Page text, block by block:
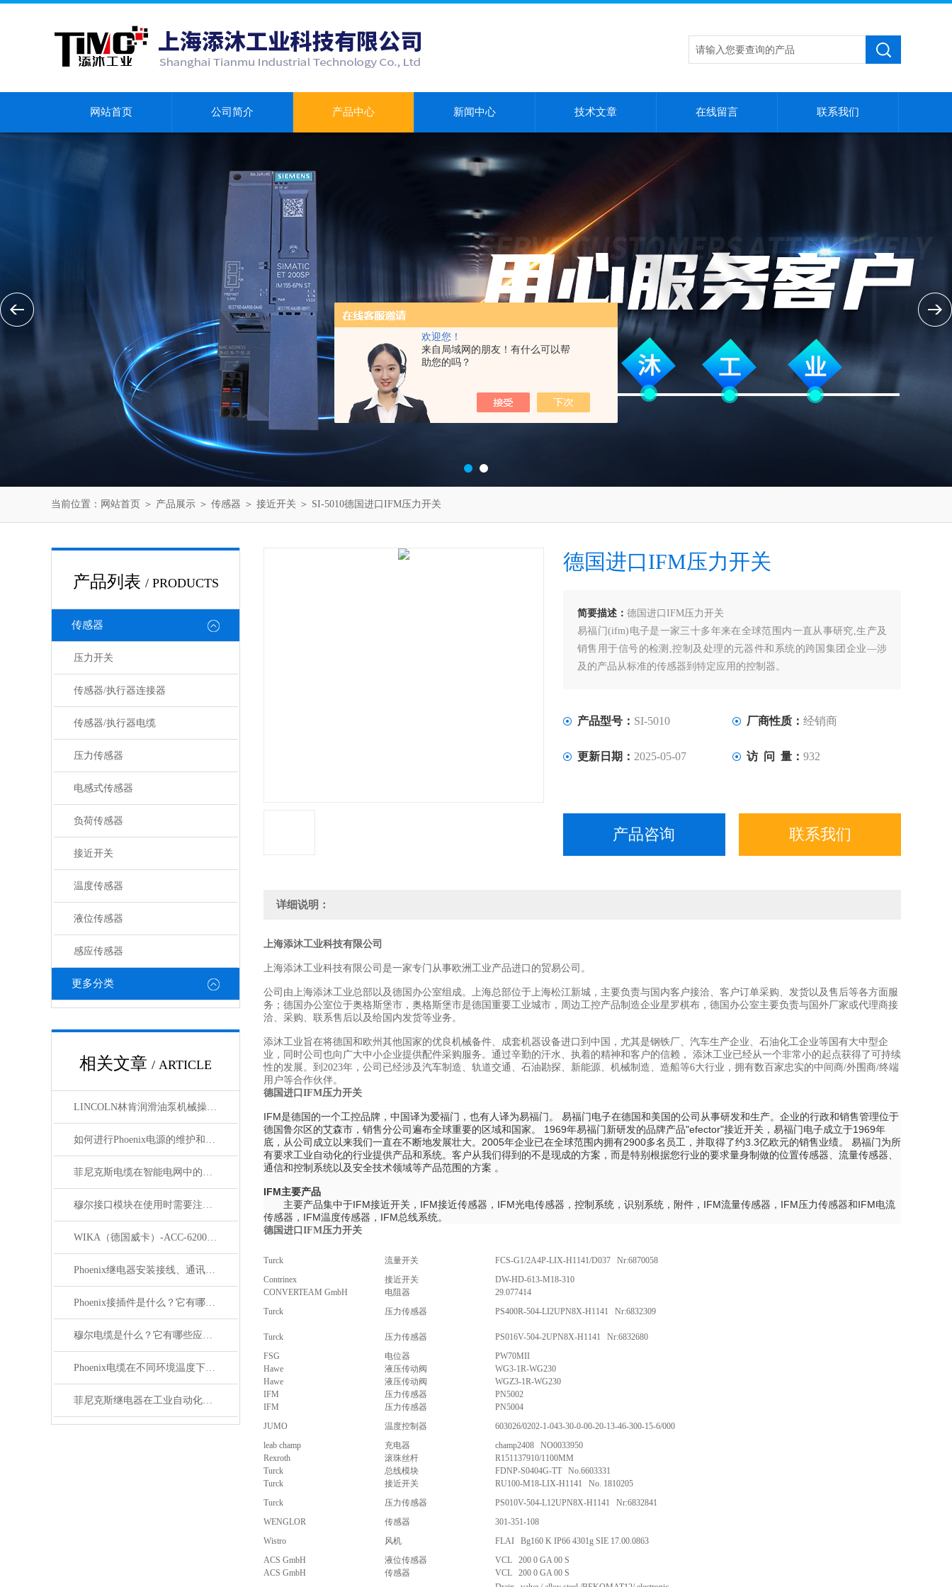
欢迎您！
来自局域网的朋友！有什么可以帮
助您的吗？
网站首页 公司简介 产品中心 新闻中心 技术文章 在线留言 联系我们
当前位置： 网站首页 ＞ 产品展示 ＞ 传感器 ＞ 接近开关 ＞ SI-5010德国进口IFM压力开关
产品列表 / PRODUCTS
传感器
压力开关
传感器/执行器连接器
传感器/执行器电缆
压力传感器
电感式传感器
负荷传感器
接近开关
温度传感器
液位传感器
感应传感器
更多分类
相关文章 / ARTICLE
LINCOLN林肯润滑油泵机械操作原理
如何进行Phoenix电源的维护和保养？
菲尼克斯电缆在智能电网中的应用
穆尔接口模块在使用时需要注意哪些问题？
WIKA（德国威卡）-ACC-6200系列压力变送器简介
Phoenix继电器安装接线、通讯集成与故障诊断指南
Phoenix接插件是什么？它有哪些应用？
穆尔电缆是什么？它有哪些应用领域？
Phoenix电缆在不同环境温度下的性能表现如何？
菲尼克斯继电器在工业自动化中的作用
德国进口IFM压力开关
简要描述： 德国进口IFM压力开关
易福门(ifm)电子是一家三十多年来在全球范围内一直从事研究,生产及
销售用于信号的检测,控制及处理的元器件和系统的跨国集团企业—涉
及的产品从标准的传感器到特定应用的控制器。
产品型号： SI-5010 厂商性质： 经销商
更新日期： 2025-05-07 访 问 量： 932
产品咨询 联系我们
详细说明：
上海添沐工业科技有限公司
上海添沐工业科技有限公司是一家专门从事欧洲工业产品进口的贸易公司。
公司由上海添沐工业总部以及德国办公室组成。上海总部位于上海松江新城，主要负责与国内客户接洽、客户订单采购、发货以及售后等各方面服
务；德国办公室位于奥格斯堡市，奥格斯堡市是德国重要工业城市，周边工控产品制造企业星罗棋布，德国办公室主要负责与国外厂家或代理商接
洽、采购、联系售后以及给国内发货等业务。
添沐工业旨在将德国和欧州其他国家的优良机械备件、成套机器设备进口到中国，尤其是钢铁厂、汽车生产企业、石油化工企业等国有大中型企
业，同时公司也向广大中小企业提供配件采购服务。通过辛勤的汗水、执着的精神和客户的信赖， 添沐工业已经从一个非常小的起点获得了可持续
性的发展。到2023年，公司已经涉及汽车制造、轨道交通、石油勘探、新能源、机械制造、造船等6大行业，拥有数百家忠实的中间商/外围商/终端
用户等合作伙伴。
德国进口IFM压力开关
IFM是德国的一个工控品牌，中国译为爱福门，也有人译为易福门。 易福门电子在德国和美国的公司从事研发和生产。企业的行政和销售管理位于
德国鲁尔区的艾森市，销售分公司遍布全球重要的区域和国家。 1969年易福门新研发的品牌产品"efector"接近开关，易福门电子成立于1969年
底，从公司成立以来我们一直在不断地发展壮大。2005年企业已在全球范围内拥有2900多名员工，并取得了约3.3亿欧元的销售业绩。 易福门为所
有要求工业自动化的行业提供产品和系统。客户从我们得到的不是现成的方案，而是特别根据您行业的要求量身制做的位置传感器、流量传感器、
通信和控制系统以及安全技术领域等产品范围的方案 。
IFM主要产品
主要产品集中于IFM接近开关，IFM接近传感器，IFM光电传感器，控制系统，识别系统，附件，IFM流量传感器，IFM压力传感器和IFM电流
传感器，IFM温度传感器，IFM总线系统。
德国进口IFM压力开关
Turck 流量开关
FCS-G1/2A4P-LIX-H1141/D037 Nr:6870058
Contrinex
接近开关
DW-HD-613-M18-310
CONVERTEAM GmbH
电阻器
29.077414
Turck
压力传感器 PS400R-504-LI2UPN8X-H1141 Nr:6832309
Turck 压力传感器
PS016V-504-2UPN8X-H1141 Nr:6832680
FSG
电位器
PW70MII
Hawe
液压传动阀
WG3-1R-WG230
Hawe
液压传动阀
WGZ3-1R-WG230
IFM
压力传感器
PN5002
IFM
压力传感器
PN5004
JUMO
温度控制器
603026/0202-1-043-30-0-00-20-13-46-300-15-6/000
leab champ
充电器
champ2408 NO0033950
Rexroth
滚珠丝杆
R151137910/1100MM
Turck
总线模块
FDNP-S0404G-TT No.6603331
Turck
接近开关
RU100-M18-LIX-H1141 No. 1810205
Turck
压力传感器
PS010V-504-L12UPN8X-H1141 Nr:6832841
WENGLOR
传感器
301-351-108
Wistro
风机
FLAI Bg160 K IP66 4301g SIE 17.00.0863
ACS GmbH
液位传感器
VCL 200 0 GA 00 S
ACS GmbH
传感器
VCL 200 0 GA 00 S